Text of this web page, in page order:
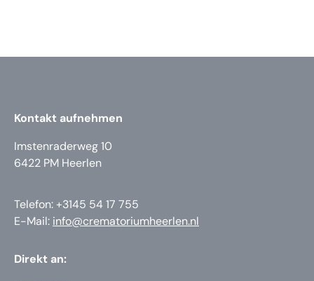
Kontakt aufnehmen
Imstenraderweg 10
6422 PM Heerlen
Telefon: +3145 54 17 755
E-Mail: info@crematoriumheerlen.nl
Direkt an: